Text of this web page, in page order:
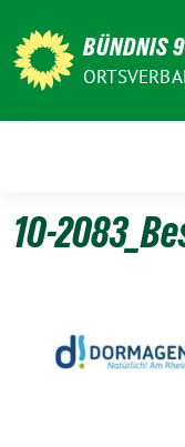
zum
Inhalt
BÜNDNIS
10-